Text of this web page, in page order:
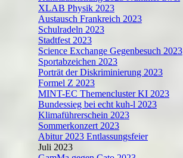
XLAB Physik 2023
Austausch Frankreich 2023
Schulradeln 2023
Stadtfest 2023
Science Exchange Gegenbesuch 2023
Sportabzeichen 2023
Porträt der Diskriminierung 2023
Formel Z 2023
MINT-EC Themencluster KI 2023
Bundessieg bei echt kuh-l 2023
Klimaführerschein 2023
Sommerkonzert 2023
Abitur 2023 Entlassungsfeier
Juli 2023